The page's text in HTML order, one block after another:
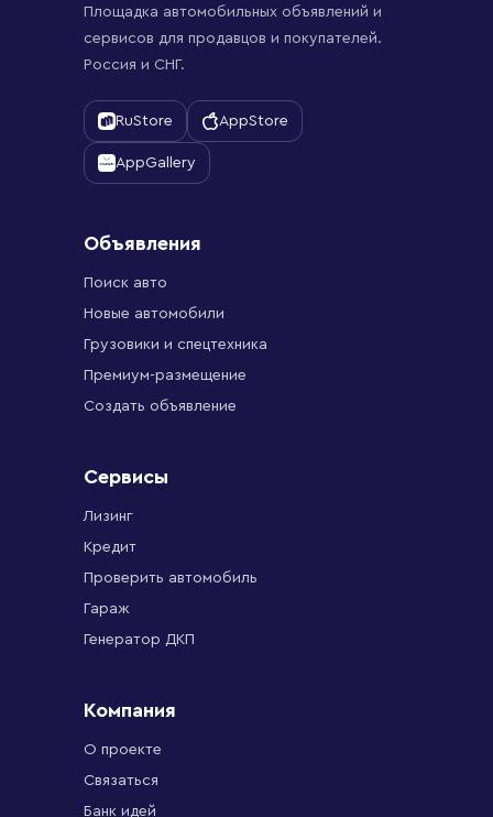
Площадка автомобильных объявлений и
сервисов для продавцов и покупателей.
Россия и СНГ.
RuStore AppStore
AppGallery
Объявления
Поиск авто
Новые автомобили
Грузовики и спецтехника
Премиум-размещение
Создать объявление
Сервисы
Лизинг
Кредит
Проверить автомобиль
Гараж
Генератор ДКП
Компания
О проекте
Связаться
Банк идей